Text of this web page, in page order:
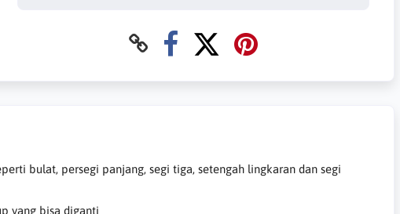
bulat, persegi panjang, segi tiga, setengah lingkaran dan segi
yang bisa diganti